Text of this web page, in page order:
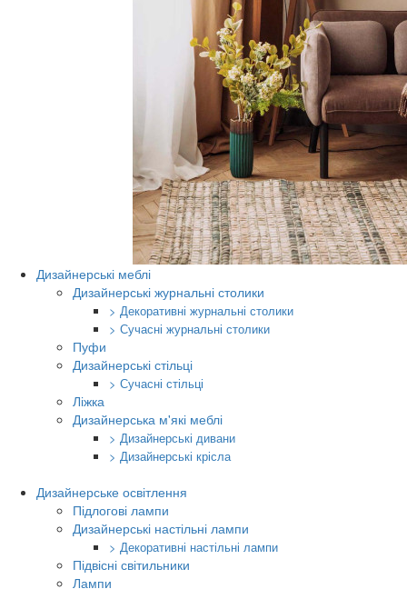
Дизайнерські меблі
Дизайнерські журнальні столики
> Декоративні журнальні столики
> Сучасні журнальні столики
Пуфи
Дизайнерські стільці
> Сучасні стільці
Ліжка
Дизайнерська м'які меблі
> Дизайнерські дивани
> Дизайнерські крісла
Дизайнерське освітлення
Підлогові лампи
Дизайнерські настільні лампи
> Декоративні настільні лампи
Підвісні світильники
Лампи